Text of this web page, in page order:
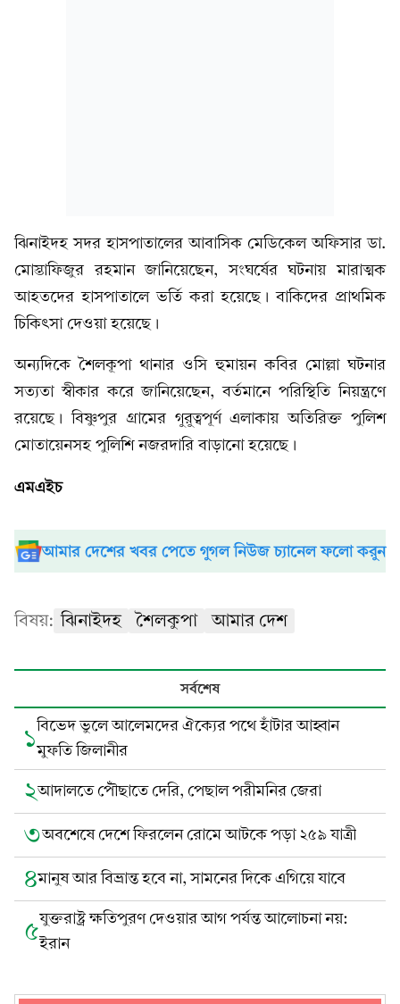
ঝিনাইদহ সদর হাসপাতালের আবা‌সিক মে‌ডিকেল অ‌ফিসার ডা.
মোস্তা‌ফিজুর রহমান জা‌নিয়েছেন, সংঘর্ষের ঘটনায় মারাত্মক
আহতদের হাসপাতালে ভ‌র্তি করা হয়েছে। বা‌কিদের প্রাথ‌মিক
চি‌কিৎসা দেওয়া হয়েছে।
অন্যদিকে শৈলকূপা থানার ও‌সি হুমায়ন ক‌বির মোল্লা ঘটনার
সত্যতা স্বীকার করে জা‌নিয়েছেন, বর্তমানে প‌রি‌স্থি‌তি নিয়ন্ত্রণে
রয়েছে। বিষ্ণুপুর গ্রামের গুরুত্বপূর্ণ এলাকায় অ‌তি‌রিক্ত পু‌লিশ
মোতায়েনসহ পু‌লিশি নজরদা‌রি বাড়ানো হয়েছে।
এমএইচ
আমার দেশের খবর পেতে গুগল নিউজ চ্যানেল ফলো করুন
বিষয়: ঝিনাইদহ শৈলকুপা আমার দেশ
সর্বশেষ
১বিভেদ ভুলে আলেমদের ঐক্যের পথে হাঁটার আহ্বান
মুফতি জিলানীর
২আদালতে পৌঁছাতে দেরি, পেছাল পরীমনির জেরা
৩অবশেষে দেশে ফিরলেন রোমে আটকে পড়া ২৫৯ যাত্রী
৪মানুষ আর বিভ্রান্ত হবে না, সামনের দিকে এগিয়ে যাবে
৫যুক্তরাষ্ট্র ক্ষতিপুরণ দেওয়ার আগ পর্যন্ত আলোচনা নয়:
ইরান